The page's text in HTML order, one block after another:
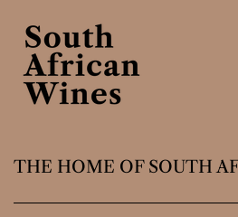
THE HOME OF SOUTH